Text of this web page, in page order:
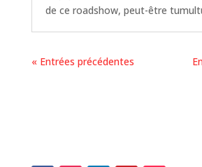
de ce roadshow, peut-être
« Entrées précédentes